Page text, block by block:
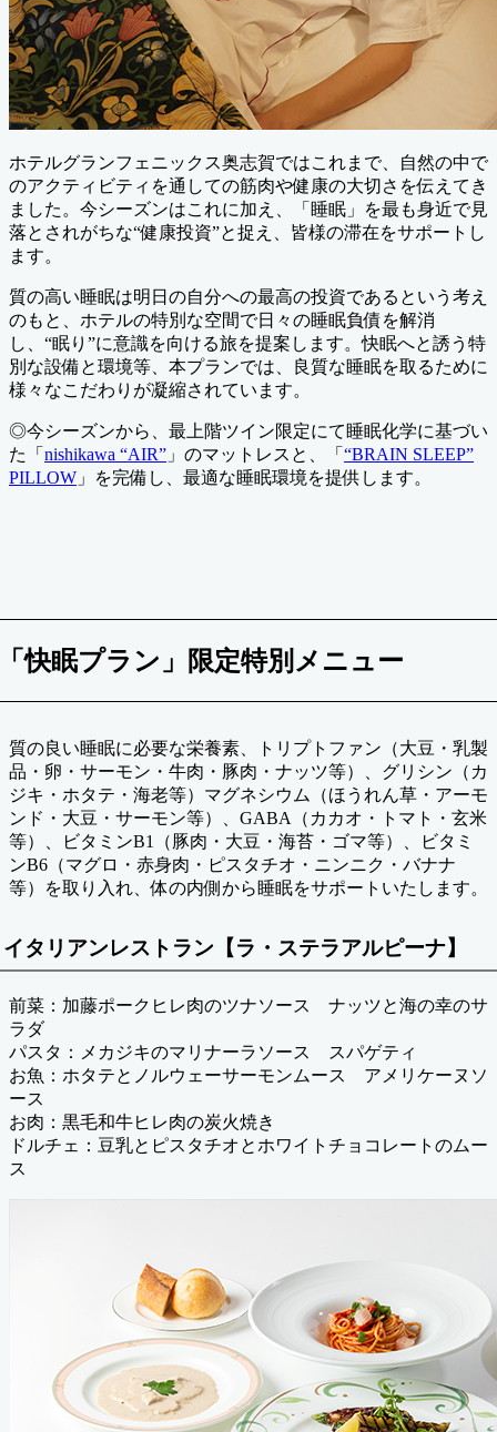
ホテルグランフェニックス奥志賀ではこれまで、自然の中で
のアクティビティを通しての筋肉や健康の大切さを伝えてき
ました。今シーズンはこれに加え、「睡眠」を最も身近で見
落とされがちな“健康投資”と捉え、皆様の滞在をサポートし
ます。
質の高い睡眠は明日の自分への最高の投資であるという考え
のもと、ホテルの特別な空間で日々の睡眠負債を解消
し、“眠り”に意識を向ける旅を提案します。快眠へと誘う特
別な設備と環境等、本プランでは、良質な睡眠を取るために
様々なこだわりが凝縮されています。
◎今シーズンから、最上階ツイン限定にて睡眠化学に基づい
た「 nishikawa “AIR” 」のマットレスと、「 “BRAIN SLEEP”
PILLOW 」を完備し、最適な睡眠環境を提供します。
快眠プラン」限定特別メニュー
質の良い睡眠に必要な栄養素、トリプトファン（大豆・乳製
品・卵・サーモン・牛肉・豚肉・ナッツ等）、グリシン（カ
ジキ・ホタテ・海老等）マグネシウム（ほうれん草・アーモ
ンド・大豆・サーモン等）、GABA（カカオ・トマト・玄米
等）、ビタミンB1（豚肉・大豆・海苔・ゴマ等）、ビタミ
ンB6（マグロ・赤身肉・ピスタチオ・ニンニク・バナナ
等）を取り入れ、体の内側から睡眠をサポートいたします。
イタリアンレストラン【ラ・ステラアルピーナ】
前菜：加藤ポークヒレ肉のツナソース ナッツと海の幸のサ
ラダ
パスタ：メカジキのマリナーラソース スパゲティ
お魚：ホタテとノルウェーサーモンムース アメリケーヌソ
ース
お肉：黒毛和牛ヒレ肉の炭火焼き
ドルチェ：豆乳とピスタチオとホワイトチョコレートのムー
ス